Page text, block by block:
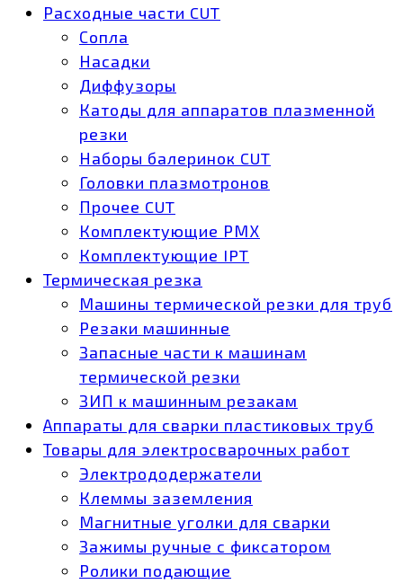
Расходные части CUT
Сопла
Насадки
Диффузоры
Катоды для аппаратов плазменной
резки
Наборы балеринок CUT
Головки плазмотронов
Прочее CUT
Комплектующие РМХ
Комплектующие IPT
Термическая резка
Машины термической резки для труб
Резаки машинные
Запасные части к машинам
термической резки
ЗИП к машинным резакам
Аппараты для сварки пластиковых труб
Товары для электросварочных работ
Электрододержатели
Клеммы заземления
Магнитные уголки для сварки
Зажимы ручные с фиксатором
Ролики подающие